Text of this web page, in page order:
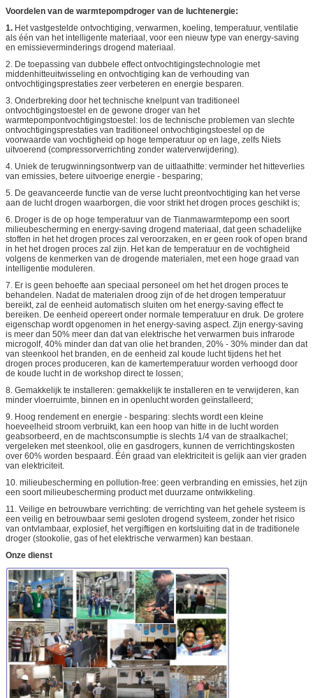
Voordelen van de warmtepompdroger van de luchtenergie:
1. Het vastgestelde ontvochtiging, verwarmen, koeling, temperatuur, ventilatie
als één van het intelligente materiaal, voor een nieuw type van energy-saving
en emissieverminderings drogend materiaal.
2. De toepassing van dubbele effect ontvochtigingstechnologie met
middenhitteuitwisseling en ontvochtiging kan de verhouding van
ontvochtigingsprestaties zeer verbeteren en energie besparen.
3. Onderbreking door het technische knelpunt van traditioneel
ontvochtigingstoestel en de gewone droger van het
warmtepompontvochtigingstoestel: los de technische problemen van slechte
ontvochtigingsprestaties van traditioneel ontvochtigingstoestel op de
voorwaarde van vochtigheid op hoge temperatuur op en lage, zelfs Niets
uitvoerend (compressorverrichting zonder waterverwijdering).
4. Uniek de terugwinningsontwerp van de uitlaathitte: verminder het hitteverlies
van emissies, betere uitvoerige energie - besparing;
5. De geavanceerde functie van de verse lucht preontvochtiging kan het verse
aan de lucht drogen waarborgen, die voor strikt het drogen proces geschikt is;
6. Droger is de op hoge temperatuur van de Tianmawarmtepomp een soort
milieubescherming en energy-saving drogend materiaal, dat geen schadelijke
stoffen in het het drogen proces zal veroorzaken, en er geen rook of open brand
in het het drogen proces zal zijn. Het kan de temperatuur en de vochtigheid
volgens de kenmerken van de drogende materialen, met een hoge graad van
intelligentie moduleren.
7. Er is geen behoefte aan speciaal personeel om het het drogen proces te
behandelen. Nadat de materialen droog zijn of de het drogen temperatuur
bereikt, zal de eenheid automatisch sluiten om het energy-saving effect te
bereiken. De eenheid opereert onder normale temperatuur en druk. De grotere
eigenschap wordt opgenomen in het energy-saving aspect. Zijn energy-saving
is meer dan 50% meer dan dat van elektrische het verwarmen buis infrarode
microgolf, 40% minder dan dat van olie het branden, 20% - 30% minder dan dat
van steenkool het branden, en de eenheid zal koude lucht tijdens het het
drogen proces produceren, kan de kamertemperatuur worden verhoogd door
de koude lucht in de workshop direct te lossen;
8. Gemakkelijk te installeren: gemakkelijk te installeren en te verwijderen, kan
minder vloerruimte, binnen en in openlucht worden geïnstalleerd;
9. Hoog rendement en energie - besparing: slechts wordt een kleine
hoeveelheid stroom verbruikt, kan een hoop van hitte in de lucht worden
geabsorbeerd, en de machtsconsumptie is slechts 1/4 van de straalkachel;
vergeleken met steenkool, olie en gasdrogers, kunnen de verrichtingskosten
over 60% worden bespaard. Één graad van elektriciteit is gelijk aan vier graden
van elektriciteit.
10. milieubescherming en pollution-free: geen verbranding en emissies, het zijn
een soort milieubescherming product met duurzame ontwikkeling.
11. Veilige en betrouwbare verrichting: de verrichting van het gehele systeem is
een veilig en betrouwbaar semi gesloten drogend systeem, zonder het risico
van ontvlambaar, explosief, het vergiftigen en kortsluiting dat in de traditionele
droger (stookolie, gas of het elektrische verwarmen) kan bestaan.
Onze dienst